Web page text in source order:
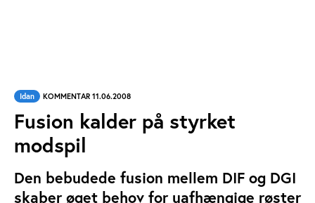
Idan KOMMENTAR 11.06.2008
Fusion kalder på styrket
modspil
Den bebudede fusion mellem DIF og DGI
skaber øget behov for uafhængige røster